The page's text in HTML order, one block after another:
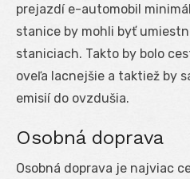
prejazdí e-automobil
stanice by mohli byť
staniciach. Takto by bolo
oveľa lacnejšie a taktiež by
emisií do ovzdušia.
Osobná doprava
Osobná doprava je najviac